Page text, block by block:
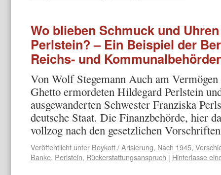
Wo blieben Schmuck und
Perlstein? – Ein Beispiel der
Reichs- und
Von Wolf Stegemann Auch am
Ghetto er­mordeten Hildegard Perlstein
ausgewanderten Schwester Franziska
deutsche Staat. Die Finanzbe­hörde, hier
vollzog nach den gesetzlichen
Veröffentlicht unter Boykott / Arisierung, Nach 1945,
Banke, Perlstein, Rückerstattungsanspruch | Hinterlasse